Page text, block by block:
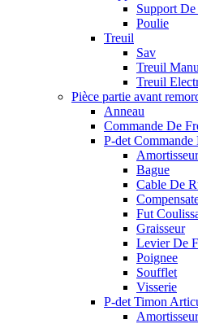
Support
Poulie
Treuil
Sav
Treuil
Treuil
Pièce partie avant
Anneau
Commande De
P-det Commande
Bague
Cable De
Fut
Graisseur
Levier De
Poignee
Soufflet
Visserie
P-det Timon